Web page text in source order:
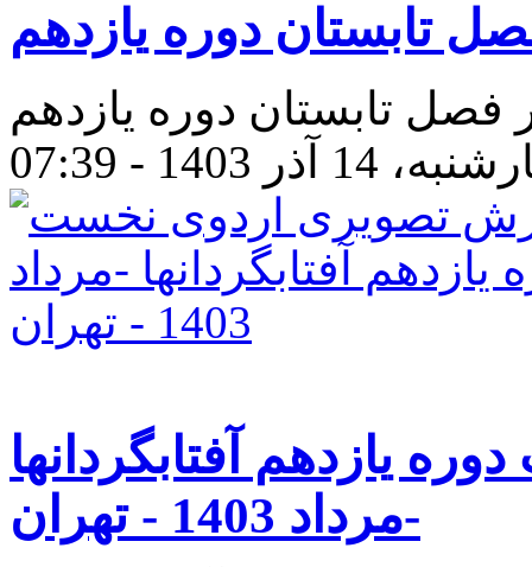
تابستان دوره یازدهم
فصل تابستان دوره یازدهم
14 آذر 1403 - 07:39
یازدهم آفتابگردانها
-مرداد 1403 - تهران